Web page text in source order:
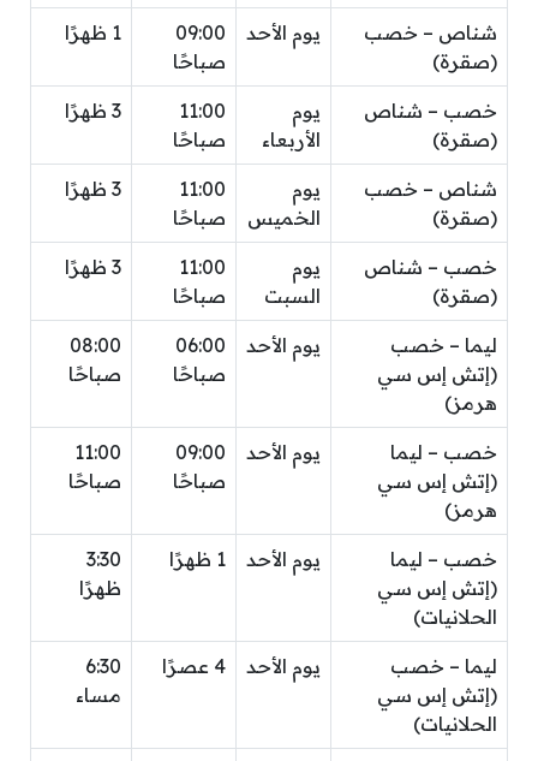
شناص – خصب
(صقرة)
يوم الأحد
09:00
صباحًا
1 ظهرًا
خصب – شناص
(صقرة)
يوم
الأربعاء
11:00
صباحًا
3 ظهرًا
شناص – خصب
(صقرة)
يوم
الخميس
11:00
صباحًا
3 ظهرًا
خصب – شناص
(صقرة)
يوم
السبت
11:00
صباحًا
3 ظهرًا
ليما – خصب
(إتش إس سي
هرمز)
يوم الأحد
06:00
صباحًا
08:00
صباحًا
خصب – ليما
(إتش إس سي
هرمز)
يوم الأحد
09:00
صباحًا
11:00
صباحًا
خصب – ليما
(إتش إس سي
الحلانيات)
يوم الأحد 1 ظهرًا
3:30
ظهرًا
ليما – خصب
(إتش إس سي
الحلانيات)
يوم الأحد 4 عصرًا
6:30
مساء